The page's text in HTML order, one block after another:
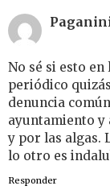
No sé si esto
periódico
denuncia
ayuntamiento y
y por las algas.
lo otro es
Responder